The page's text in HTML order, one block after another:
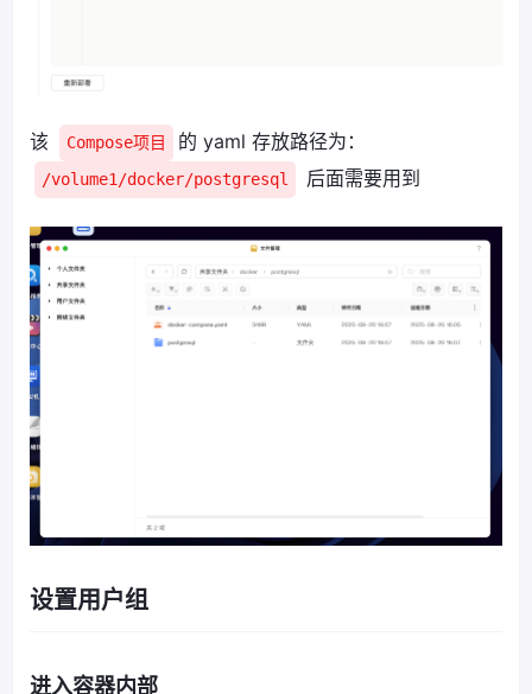
该 Compose项目 的 yaml 存放路径为：
/volume1/docker/postgresql 后面需要用到
设置用户组
进入容器内部